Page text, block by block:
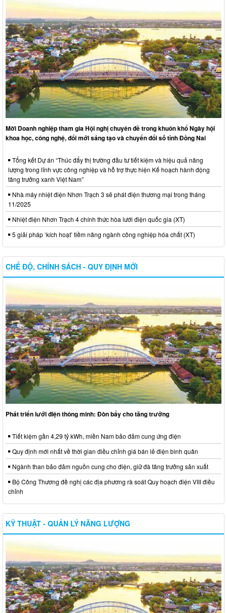
Mời Doanh nghiệp tham gia Hội nghị chuyên đề trong khuôn khổ Ngày hội
khoa học, công nghệ, đổi mới sáng tạo và chuyển đổi số tỉnh Đồng Nai
Tổng kết Dự án “Thúc đẩy thị trường đầu tư tiết kiệm và hiệu quả năng
lượng trong lĩnh vực công nghiệp và hỗ trợ thực hiện Kế hoạch hành động
tăng trưởng xanh Việt Nam”
Nhà máy nhiệt điện Nhơn Trạch 3 sẽ phát điện thương mại trong tháng
11/2025
Nhiệt điện Nhơn Trạch 4 chính thức hòa lưới điện quốc gia (XT)
5 giải pháp ‘kích hoạt’ tiềm năng ngành công nghiệp hóa chất (XT)
CHẾ ĐỘ, CHÍNH SÁCH - QUY ĐỊNH MỚI
Phát triển lưới điện thông minh: Đòn bẩy cho tăng trưởng
Tiết kiệm gần 4,29 tỷ kWh, miền Nam bảo đảm cung ứng điện
Quy định mới nhất về thời gian điều chỉnh giá bán lẻ điện bình quân
Ngành than bảo đảm nguồn cung cho điện, giữ đà tăng trưởng sản xuất
Bộ Công Thương đề nghị các địa phương rà soát Quy hoạch điện VIII điều
chỉnh
KỸ THUẬT - QUẢN LÝ NĂNG LƯỢNG